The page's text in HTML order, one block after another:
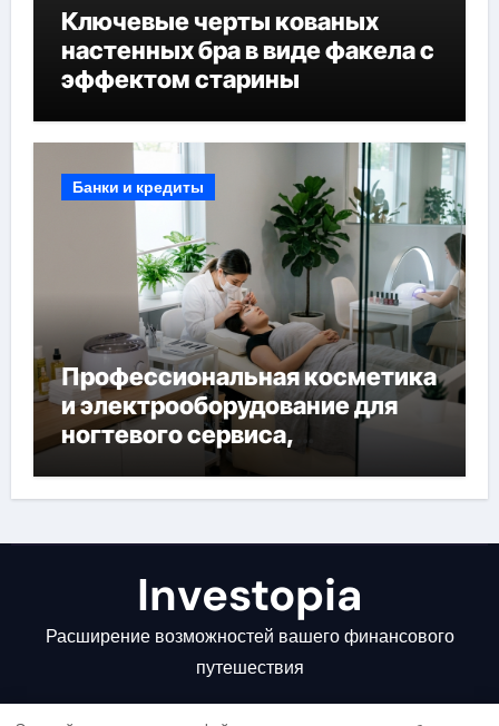
Ключевые черты кованых
настенных бра в виде факела с
эффектом старины
Банки и кредиты
Профессиональная косметика
и электрооборудование для
ногтевого сервиса,
наращивания ресниц и
депиляции
Investopia
Расширение возможностей вашего финансового
путешествия